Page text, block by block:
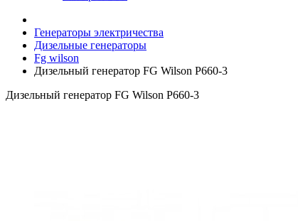
Генераторы электричества
Дизельные генераторы
Fg wilson
Дизельный генератор FG Wilson P660-3
Дизельный генератор FG Wilson P660-3